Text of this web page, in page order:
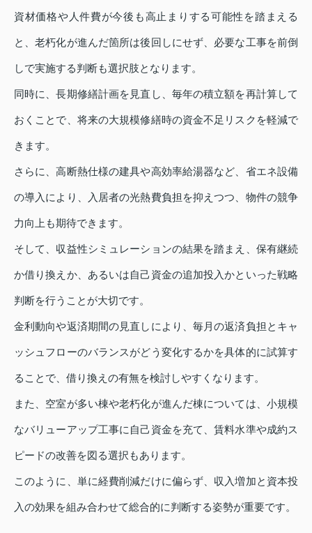
資材価格や人件費が今後も高止まりする可能性を踏まえる
と、老朽化が進んだ箇所は後回しにせず、必要な工事を前倒
しで実施する判断も選択肢となります。
同時に、長期修繕計画を見直し、毎年の積立額を再計算して
おくことで、将来の大規模修繕時の資金不足リスクを軽減で
きます。
さらに、高断熱仕様の建具や高効率給湯器など、省エネ設備
の導入により、入居者の光熱費負担を抑えつつ、物件の競争
力向上も期待できます。
そして、収益性シミュレーションの結果を踏まえ、保有継続
か借り換えか、あるいは自己資金の追加投入かといった戦略
判断を行うことが大切です。
金利動向や返済期間の見直しにより、毎月の返済負担とキャ
ッシュフローのバランスがどう変化するかを具体的に試算す
ることで、借り換えの有無を検討しやすくなります。
また、空室が多い棟や老朽化が進んだ棟については、小規模
なバリューアップ工事に自己資金を充て、賃料水準や成約ス
ピードの改善を図る選択もあります。
このように、単に経費削減だけに偏らず、収入増加と資本投
入の効果を組み合わせて総合的に判断する姿勢が重要です。